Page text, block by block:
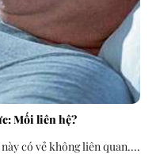
Mối liên hệ?
có vẻ không liên quan....